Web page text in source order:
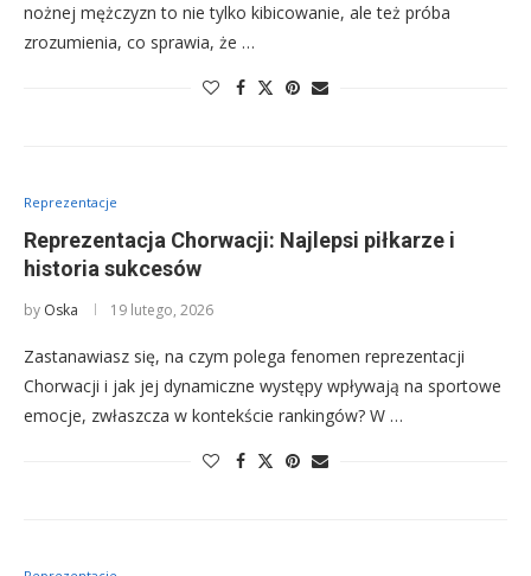
nożnej mężczyzn to nie tylko kibicowanie, ale też próba
zrozumienia, co sprawia, że …
Reprezentacje
Reprezentacja Chorwacji: Najlepsi piłkarze i
historia sukcesów
by Oska 19 lutego, 2026
Zastanawiasz się, na czym polega fenomen reprezentacji
Chorwacji i jak jej dynamiczne występy wpływają na sportowe
emocje, zwłaszcza w kontekście rankingów? W …